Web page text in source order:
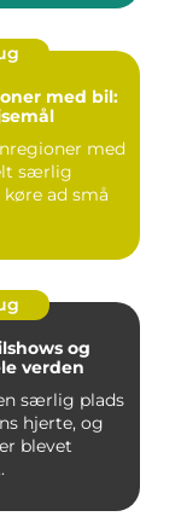
med bil:
med
særlig
ad små
og
verden
særlig plads
hjerte, og
blevet